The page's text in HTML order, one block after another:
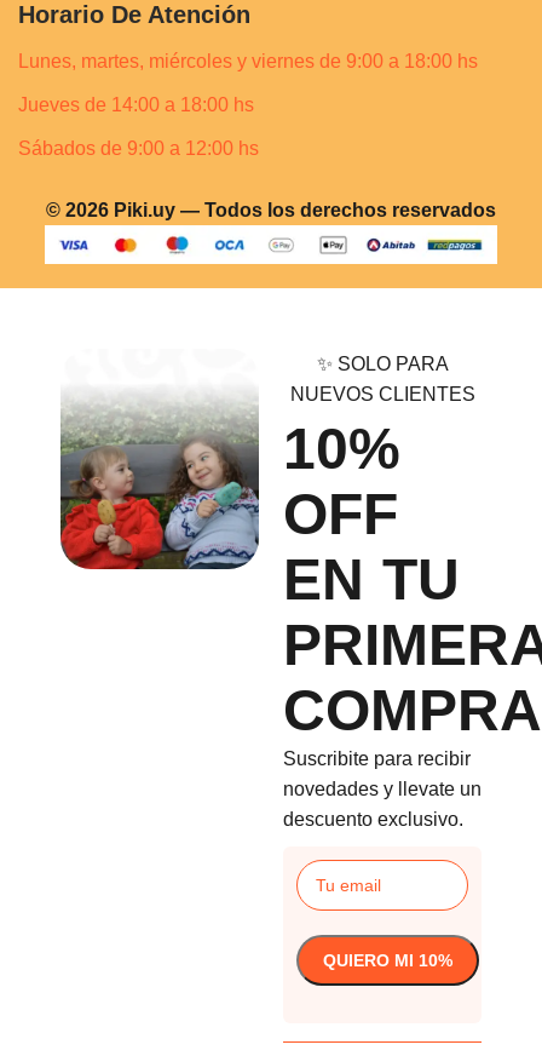
Horario De Atención
Lunes, martes, miércoles y viernes de 9:00 a 18:00 hs
Jueves de 14:00 a 18:00 hs
Sábados de 9:00 a 12:00 hs
© 2026 Piki.uy — Todos los derechos reservados
✨ SOLO PARA
NUEVOS CLIENTES
10%
OFF
EN TU
COMPRA
Suscribite para recibir
novedades y llevate un
descuento exclusivo.